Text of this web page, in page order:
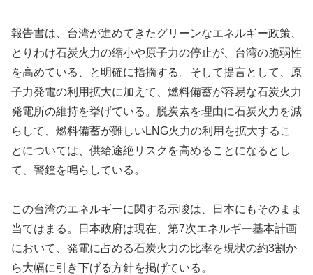
報告書は、台湾が進めてきたグリーンなエネルギー政策、
とりわけ石炭火力の縮小や原子力の停止が、台湾の脆弱性
を高めている、と明確に指摘する。そして提言として、原
子力発電の利用拡大に加えて、燃料備蓄が容易な石炭火力
発電所の維持を挙げている。脱炭素を理由に石炭火力を減
らして、燃料備蓄が難しいLNG火力の利用を拡大するこ
とについては、供給途絶リスクを高めることになるとし
て、警鐘を鳴らしている。
この台湾のエネルギーに関する示唆は、日本にもそのまま
当てはまる。日本政府は現在、第7次エネルギー基本計画
において、発電に占める石炭火力の比率を現状の約3割か
ら大幅に引き下げる方針を掲げている。